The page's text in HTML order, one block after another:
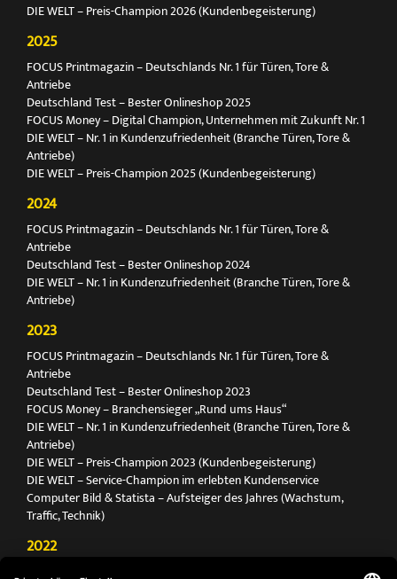
DIE WELT – Preis-Champion 2026 (Kundenbegeisterung)
2025
FOCUS Printmagazin – Deutschlands Nr. 1 für Türen, Tore &
Antriebe
Deutschland Test – Bester Onlineshop 2025
FOCUS Money – Digital Champion, Unternehmen mit Zukunft Nr. 1
DIE WELT – Nr. 1 in Kundenzufriedenheit (Branche Türen, Tore &
Antriebe)
DIE WELT – Preis-Champion 2025 (Kundenbegeisterung)
2024
FOCUS Printmagazin – Deutschlands Nr. 1 für Türen, Tore &
Antriebe
Deutschland Test – Bester Onlineshop 2024
DIE WELT – Nr. 1 in Kundenzufriedenheit (Branche Türen, Tore &
Antriebe)
2023
FOCUS Printmagazin – Deutschlands Nr. 1 für Türen, Tore &
Antriebe
Deutschland Test – Bester Onlineshop 2023
FOCUS Money – Branchensieger „Rund ums Haus“
DIE WELT – Nr. 1 in Kundenzufriedenheit (Branche Türen, Tore &
Antriebe)
DIE WELT – Preis-Champion 2023 (Kundenbegeisterung)
DIE WELT – Service-Champion im erlebten Kundenservice
Computer Bild & Statista – Aufsteiger des Jahres (Wachstum,
Traffic, Technik)
2022